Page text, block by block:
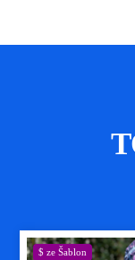
$ ze Šablon